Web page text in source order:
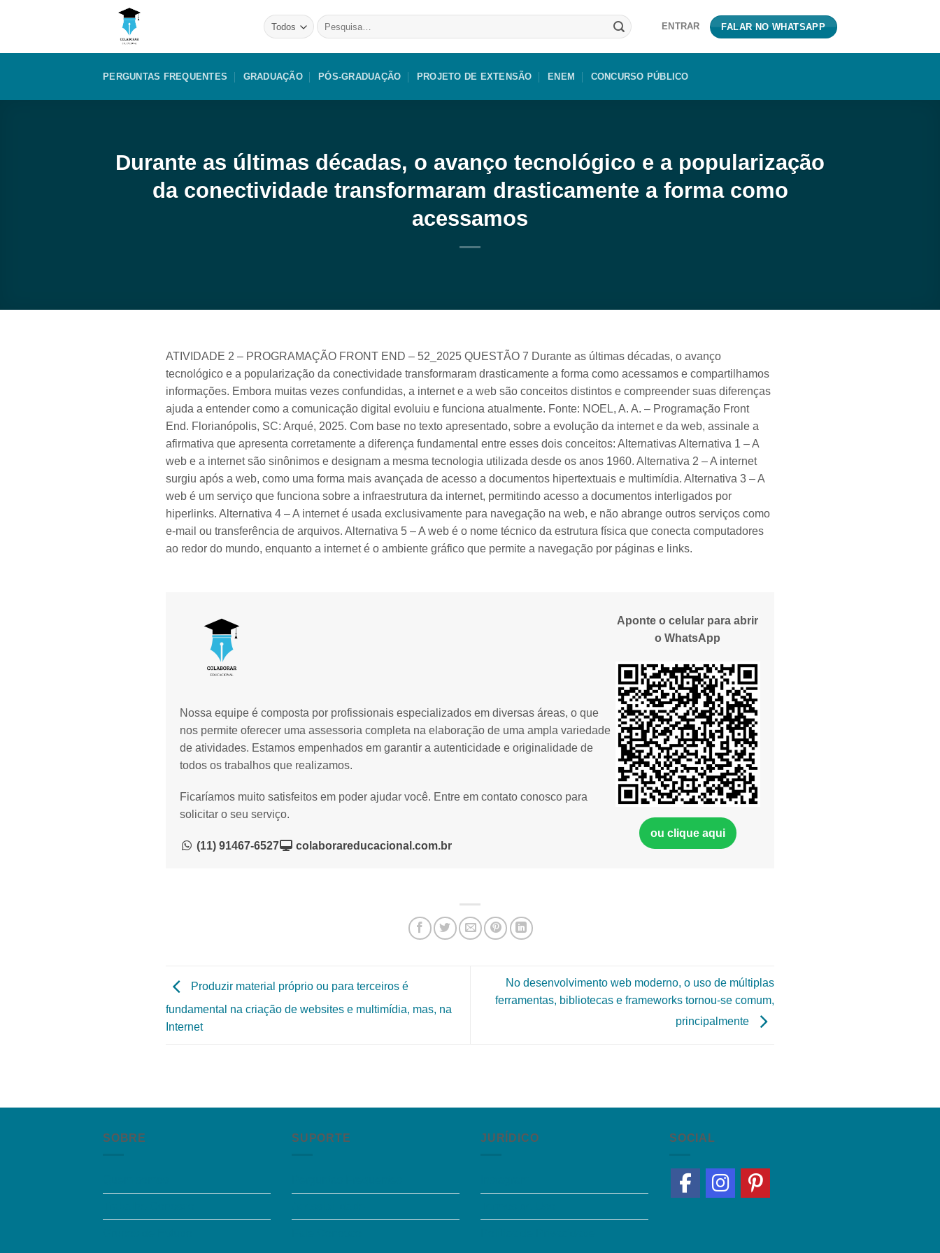
Pesquisar
por:
ENTRAR FALAR NO WHATSAPP
PERGUNTAS FREQUENTES GRADUAÇÃO PÓS-GRADUAÇÃO PROJETO DE EXTENSÃO ENEM CONCURSO PÚBLICO
Durante as últimas décadas, o avanço tecnológico e a popularização
da conectividade transformaram drasticamente a forma como
acessamos
ATIVIDADE 2 – PROGRAMAÇÃO FRONT END – 52_2025 QUESTÃO 7 Durante as últimas décadas, o avanço
tecnológico e a popularização da conectividade transformaram drasticamente a forma como acessamos e compartilhamos
informações. Embora muitas vezes confundidas, a internet e a web são conceitos distintos e compreender suas diferenças
ajuda a entender como a comunicação digital evoluiu e funciona atualmente. Fonte: NOEL, A. A. – Programação Front
End. Florianópolis, SC: Arqué, 2025. Com base no texto apresentado, sobre a evolução da internet e da web, assinale a
afirmativa que apresenta corretamente a diferença fundamental entre esses dois conceitos: Alternativas Alternativa 1 – A
web e a internet são sinônimos e designam a mesma tecnologia utilizada desde os anos 1960. Alternativa 2 – A internet
surgiu após a web, como uma forma mais avançada de acesso a documentos hipertextuais e multimídia. Alternativa 3 – A
web é um serviço que funciona sobre a infraestrutura da internet, permitindo acesso a documentos interligados por
hiperlinks. Alternativa 4 – A internet é usada exclusivamente para navegação na web, e não abrange outros serviços como
e-mail ou transferência de arquivos. Alternativa 5 – A web é o nome técnico da estrutura física que conecta computadores
ao redor do mundo, enquanto a internet é o ambiente gráfico que permite a navegação por páginas e links.
Nossa equipe é composta por profissionais especializados em diversas áreas, o que
nos permite oferecer uma assessoria completa na elaboração de uma ampla variedade
de atividades. Estamos empenhados em garantir a autenticidade e originalidade de
todos os trabalhos que realizamos.
Ficaríamos muito satisfeitos em poder ajudar você. Entre em contato conosco para
solicitar o seu serviço.
(11) 91467-6527 colaborareducacional.com.br
Aponte o celular para abrir
o WhatsApp
ou clique aqui
Produzir material próprio ou para terceiros é
fundamental na criação de websites e multimídia, mas, na
Internet
No desenvolvimento web moderno, o uso de múltiplas
ferramentas, bibliotecas e frameworks tornou-se comum,
principalmente
SOBRE SUPORTE JURÍDICO SOCIAL